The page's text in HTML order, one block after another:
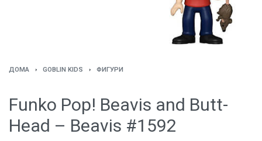
ДОМА › GOBLIN KIDS › ФИГУРИ
Funko Pop! Beavis and Butt-
Head – Beavis #1592